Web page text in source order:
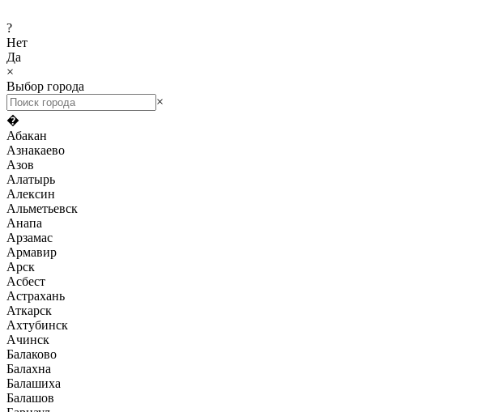
?
Нет
Да
×
Выбор города
×
�
Абакан
Азнакаево
Азов
Алатырь
Алексин
Альметьевск
Анапа
Арзамас
Армавир
Арск
Асбест
Астрахань
Аткарск
Ахтубинск
Ачинск
Балаково
Балахна
Балашиха
Балашов